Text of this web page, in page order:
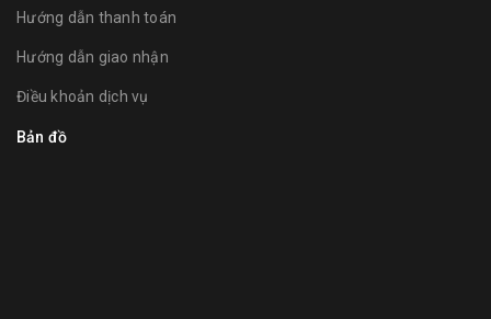
Hướng dẫn thanh toán
Hướng dẫn giao nhận
Điều khoản dịch vụ
Bản đồ